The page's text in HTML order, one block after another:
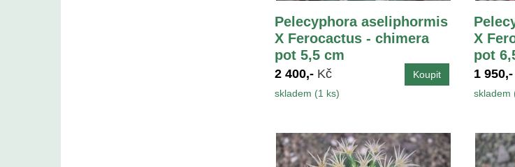
Pelecyphora aseliphormis
X Ferocactus - chimera
pot 5,5 cm
2 400,- Kč
skladem (1 ks)
X
pot
1 950,-
skladem